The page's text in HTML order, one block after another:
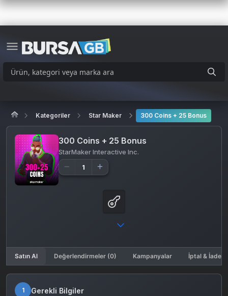
Kategoriler Star Maker 300 Coins + 25 Bonus
300 Coins + 25 Bonus
StarMaker Interactive Inc.
Satın Al Değerlendirmeler (0) Kampanyalar İptal & İade
1 Gerekli Bilgiler